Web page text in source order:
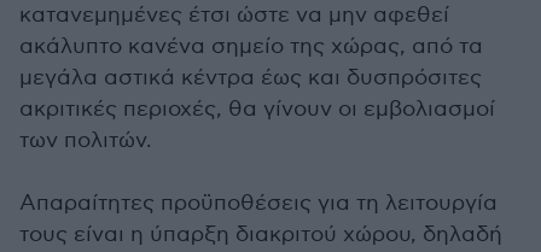
κατανεμημένες έτσι ώστε να μην αφεθεί
ακάλυπτο κανένα σημείο της χώρας, από τα
μεγάλα αστικά κέντρα έως και δυσπρόσιτες
ακριτικές περιοχές, θα γίνουν οι εμβολιασμοί
των πολιτών.
Απαραίτητες προϋποθέσεις για τη λειτουργία
τους είναι η ύπαρξη διακριτού χώρου, δηλαδή